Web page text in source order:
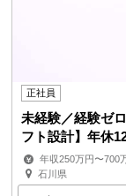
正社員
未経験／経験ゼ
フト設計】年休
年収250万円〜700
石川県